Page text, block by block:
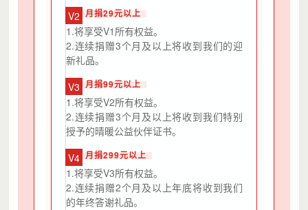
V2 月捐29元以上
1.将享受V1所有权益。
2.连续捐赠3个月及以上将收到我们的迎
新礼品。
V3 月捐99元以上
1.将享受V2所有权益。
2.连续捐赠3个月及以上将收到我们特别
授予的晴暖公益伙伴证书。
V4 月捐299元以上
1.将享受V3所有权益。
2.连续捐赠2个月及以上年底将收到我们
的年终答谢礼品。